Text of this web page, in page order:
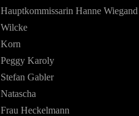
Hauptkommissarin Hanne Wiegand
Wilcke
Korn
Peggy Karoly
Stefan Gabler
Natascha
Frau Heckelmann